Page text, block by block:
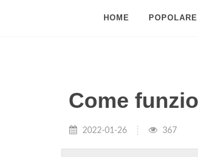
HOME POPOLARE
Come
2022-01-26 367